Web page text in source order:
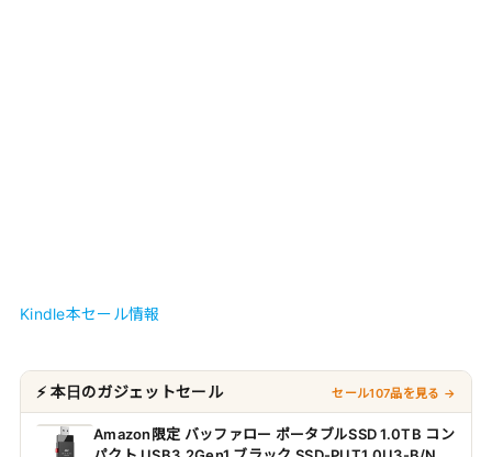
Kindle本セール情報
⚡ 本日のガジェットセール セール107品を見る →
Amazon限定 バッファロー ポータブルSSD 1.0TB コン